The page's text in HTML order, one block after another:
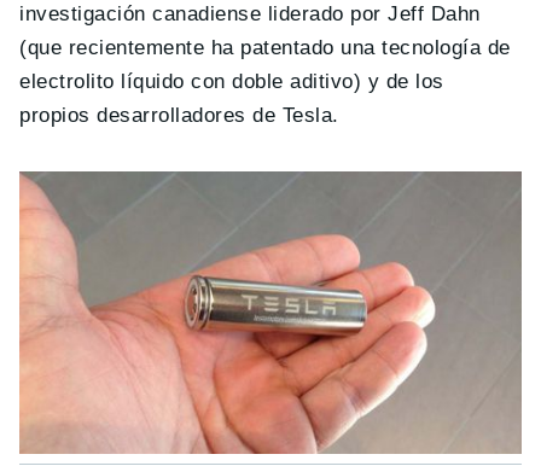
investigación canadiense liderado por Jeff Dahn
(que recientemente ha patentado una tecnología de
electrolito líquido con doble aditivo) y de los
propios desarrolladores de Tesla.